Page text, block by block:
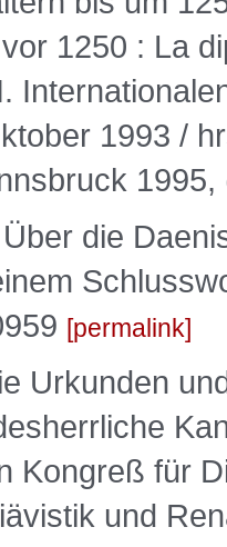
1250 : La
1993 /
die
permalink
Urkunden
Kongreß für
und